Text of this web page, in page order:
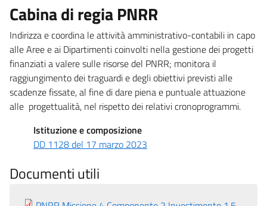
Cabina di regia PNRR
Indirizza e coordina le attività amministrativo-contabili in capo
alle Aree e ai Dipartimenti coinvolti nella gestione dei progetti
finanziati a valere sulle risorse del PNRR; monitora il
raggiungimento dei traguardi e degli obiettivi previsti alle
scadenze fissate, al fine di dare piena e puntuale attuazione
alle progettualità, nel rispetto dei relativi cronoprogrammi.
Istituzione e composizione
DD 1128 del 17 marzo 2023
Documenti utili